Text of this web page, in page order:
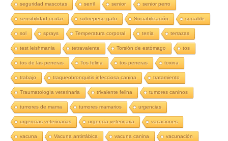
seguridad mascotas senil senior senior perro
sensibilidad ocular sobrepeso gato Sociabilización sociable
sol sprays Temperatura corporal tenia terrazas
test leishmania tetravalente Torsión de estómago tos
tos de las perreras Tos felina tos perreras toxina
trabajo traqueobronquitis infecciosa canina tratamiento
Traumatología veterinaria trivalente felina tumores caninos
tumores de mama tumores mamarios urgencias
urgencias veterinarias urgencia veterinaria vacaciones
vacuna Vacuna antirrábica vacuna canina vacunación